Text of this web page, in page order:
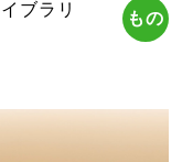
ブラリ
もの